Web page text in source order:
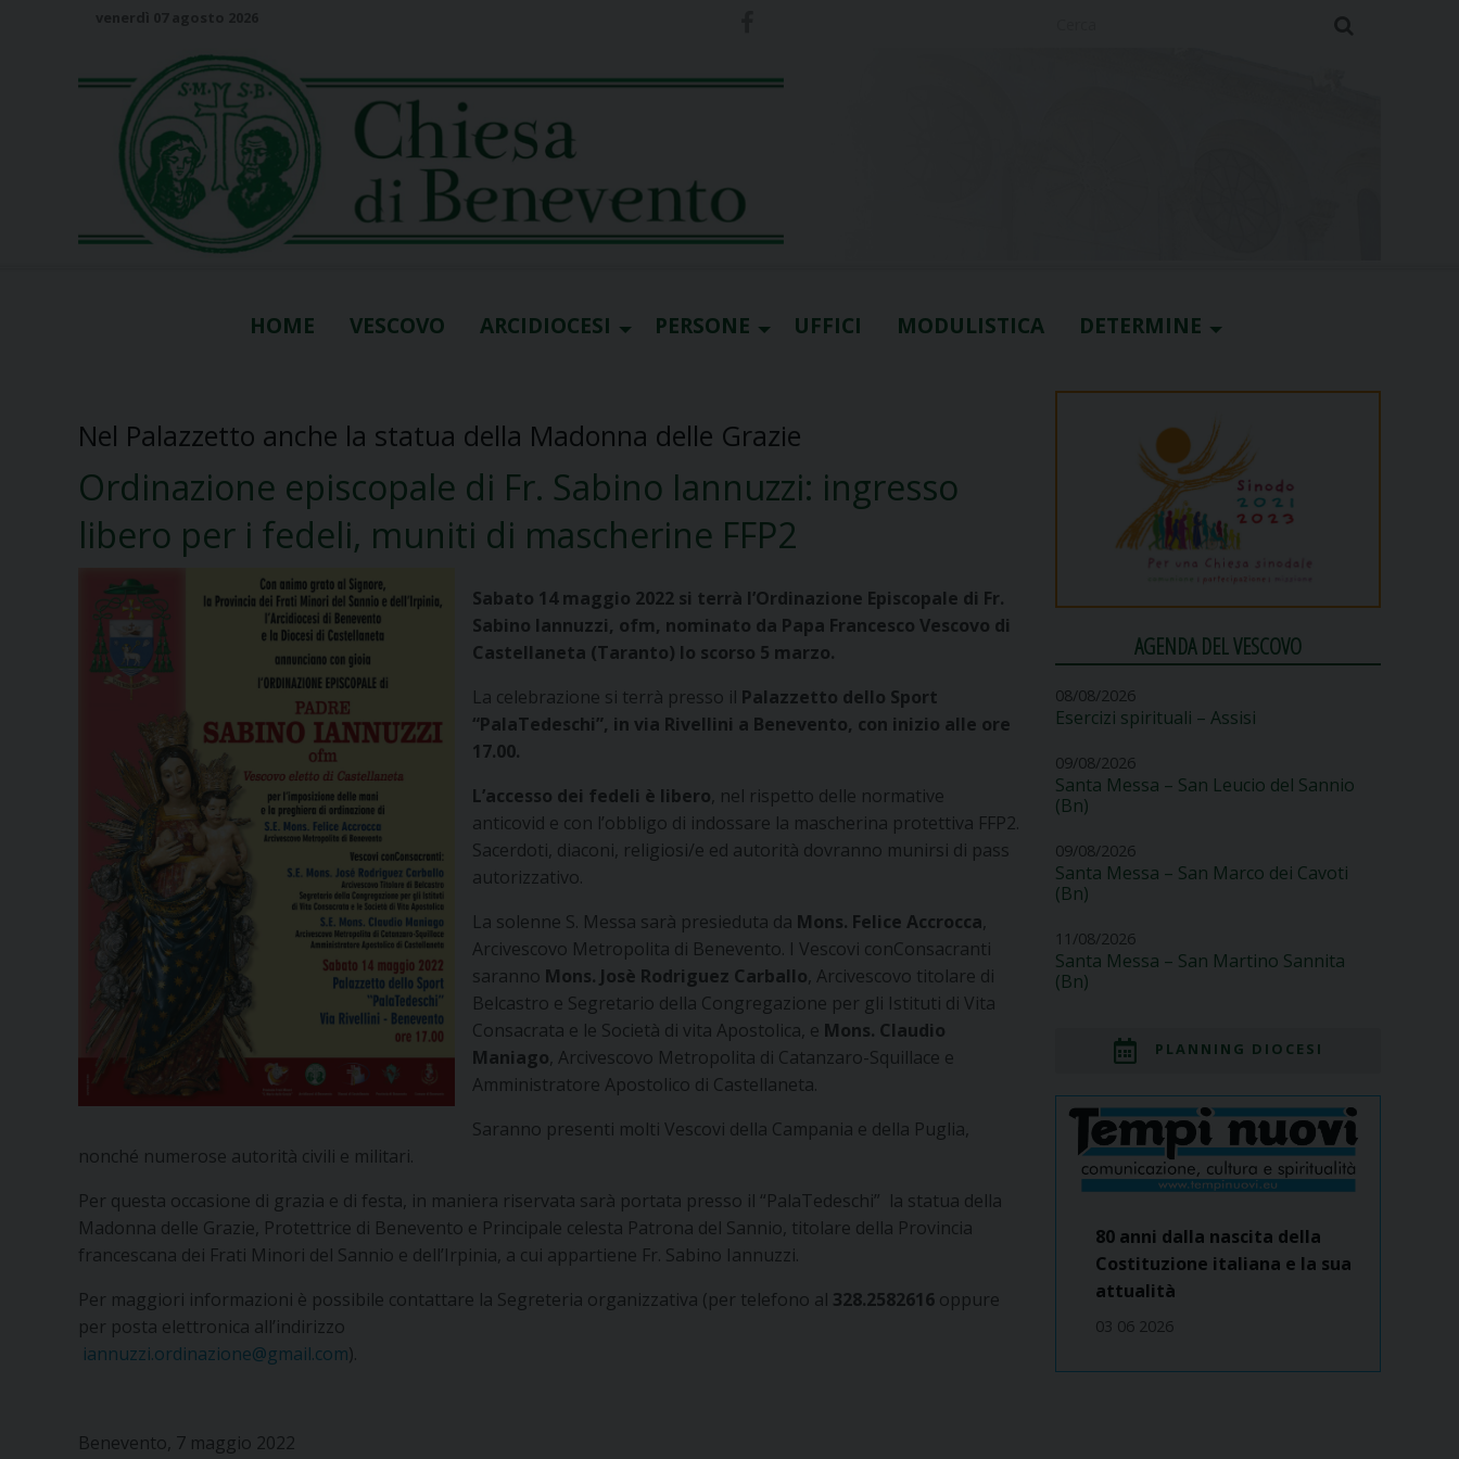
HOME VESCOVO ARCIDIOCESI PERSONE UFFICI MODULISTICA DETERMINE
Nel Palazzetto anche la statua della Madonna delle Grazie
Ordinazione episcopale di Fr. Sabino Iannuzzi: ingresso
libero per i fedeli, muniti di mascherine FFP2
Sabato 14 maggio 2022 si terrà l’Ordinazione Episcopale di Fr.
Sabino Iannuzzi, ofm, nominato da Papa Francesco Vescovo di
Castellaneta (Taranto) lo scorso 5 marzo.
La celebrazione si terrà presso il Palazzetto dello Sport
“PalaTedeschi”, in via Rivellini a Benevento, con inizio alle ore
17.00.
L’accesso dei fedeli è libero, nel rispetto delle normative
anticovid e con l’obbligo di indossare la mascherina protettiva FFP2.
Sacerdoti, diaconi, religiosi/e ed autorità dovranno munirsi di pass
autorizzativo.
La solenne S. Messa sarà presieduta da Mons. Felice Accrocca,
Arcivescovo Metropolita di Benevento. I Vescovi conConsacranti
saranno Mons. Josè Rodriguez Carballo, Arcivescovo titolare di
Belcastro e Segretario della Congregazione per gli Istituti di Vita
Consacrata e le Società di vita Apostolica, e Mons. Claudio
Maniago, Arcivescovo Metropolita di Catanzaro-Squillace e
Amministratore Apostolico di Castellaneta.
Saranno presenti molti Vescovi della Campania e della Puglia,
nonché numerose autorità civili e militari.
Per questa occasione di grazia e di festa, in maniera riservata sarà portata presso il “PalaTedeschi” la statua della
Madonna delle Grazie, Protettrice di Benevento e Principale celesta Patrona del Sannio, titolare della Provincia
francescana dei Frati Minori del Sannio e dell’Irpinia, a cui appartiene Fr. Sabino Iannuzzi.
Per maggiori informazioni è possibile contattare la Segreteria organizzativa (per telefono al 328.2582616 oppure
per posta elettronica all’indirizzo
iannuzzi.ordinazione@gmail.com).
Benevento, 7 maggio 2022
AGENDA DEL VESCOVO
08/08/2026
Esercizi spirituali – Assisi
09/08/2026
Santa Messa – San Leucio del Sannio
(Bn)
09/08/2026
Santa Messa – San Marco dei Cavoti
(Bn)
11/08/2026
Santa Messa – San Martino Sannita
(Bn)
PLANNING DIOCESI
80 anni dalla nascita della
Costituzione italiana e la sua
attualità
03 06 2026